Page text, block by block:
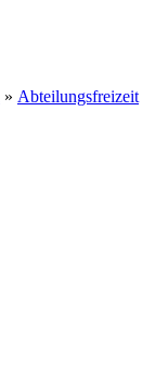
» Abteilungsfreizeit